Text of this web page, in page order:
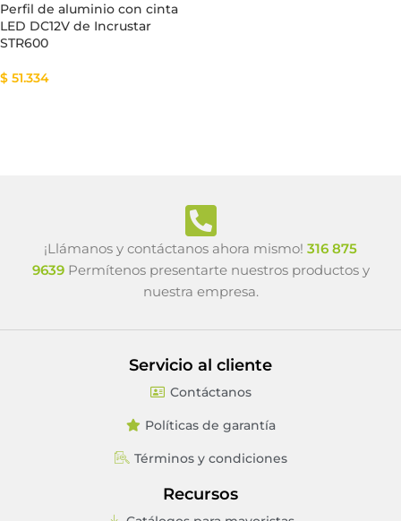
Perfil de aluminio con cinta
LED DC12V de Incrustar
STR600
$ 51.334
¡Llámanos y contáctanos ahora mismo! 316 875
9639Permítenos presentarte nuestros productos y
nuestra empresa.
Servicio al cliente
Contáctanos
Políticas de garantía
Términos y condiciones
Recursos